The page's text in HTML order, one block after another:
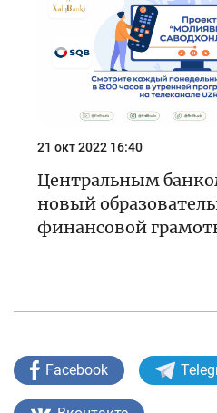
21 окт 2022 16:40
Центральным
новый
финансовой
Facebook